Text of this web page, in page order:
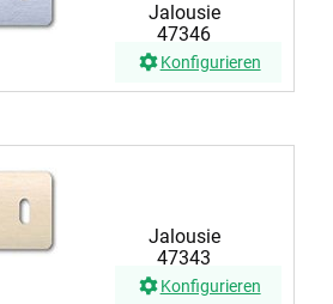
Jalousie
47346
Konfigurieren
Jalousie
47343
Konfigurieren